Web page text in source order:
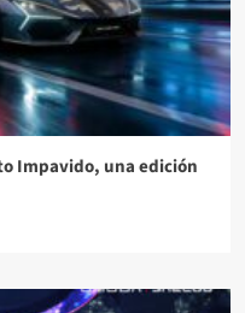
Impavido, una edición